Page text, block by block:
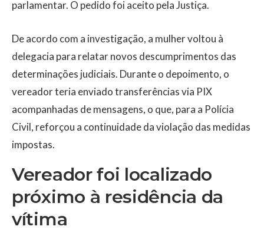
parlamentar. O pedido foi aceito pela Justiça.
De acordo com a investigação, a mulher voltou à
delegacia para relatar novos descumprimentos das
determinações judiciais. Durante o depoimento, o
vereador teria enviado transferências via PIX
acompanhadas de mensagens, o que, para a Polícia
Civil, reforçou a continuidade da violação das medidas
impostas.
Vereador foi localizado
próximo à residência da
vítima